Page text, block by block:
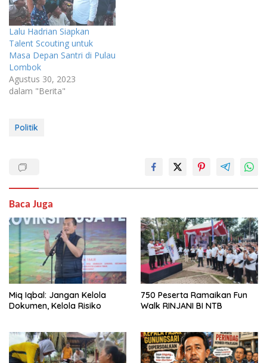
Lalu Hadrian Siapkan
Talent Scouting untuk
Masa Depan Santri di Pulau
Lombok
Agustus 30, 2023
dalam "Berita"
Politik
Baca Juga
Miq Iqbal: Jangan Kelola
Dokumen, Kelola Risiko
750 Peserta Ramaikan Fun
Walk RINJANI BI NTB